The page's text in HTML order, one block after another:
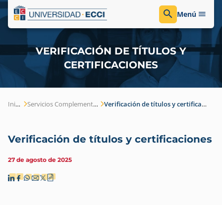
Menú
VERIFICACIÓN DE TÍTULOS Y
CERTIFICACIONES
Inicio Servicios Complementarios Verificación de títulos y certificaciones
Verificación de títulos y certificaciones
27 de agosto de 2025